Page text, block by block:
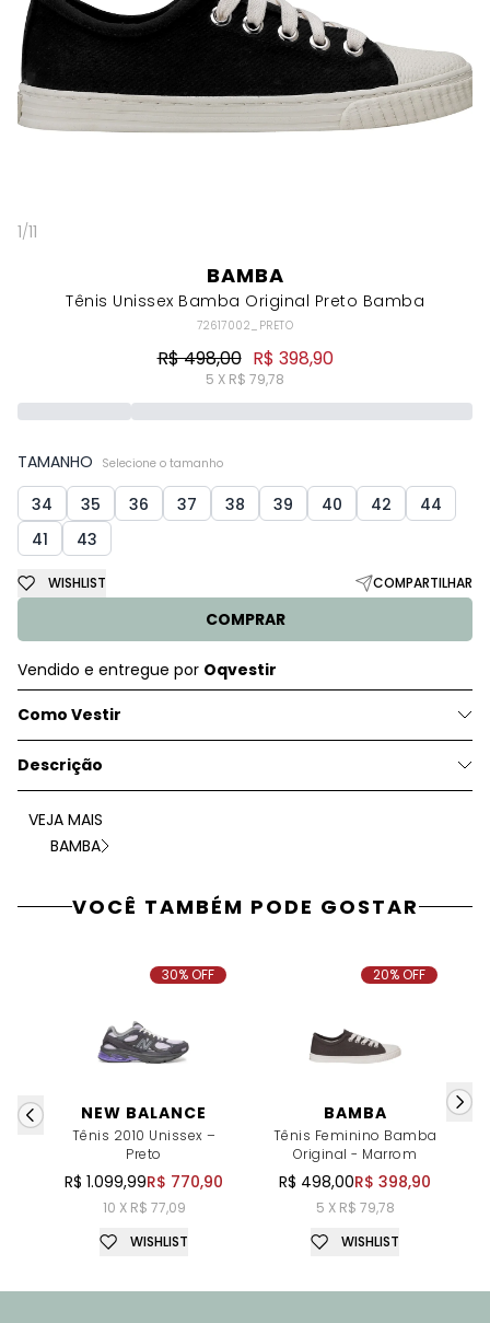
1/11
BAMBA
Tênis Unissex Bamba Original Preto Bamba
72617002_PRETO
R$ 498,00 R$ 398,90
5 X R$ 79,78
TAMANHO Selecione o tamanho
34 35 36 37 38 39 40 42
44
41
43
COMPRAR
WISHLIST COMPARTILHAR
Vendido e entregue por Oqvestir
Como Vestir
Descrição
VEJA MAIS
BAMBA
VOCÊ TAMBÉM PODE GOSTAR
NEW BALANCE
Tênis 2010 Unissex –
Preto
R$ 1.099,99R$ 770,90
10 X R$ 77,09
30% OFF
WISHLIST
BAMBA
Tênis Feminino Bamba
Original - Marrom
R$ 498,00R$ 398,90
5 X R$ 79,78
20% OFF
WISHLIST